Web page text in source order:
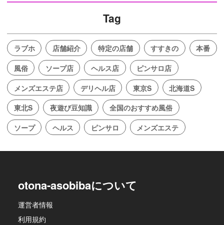
Tag
ラブホ 店舗紹介 特定の店舗 すすきの
本番
風俗
ソープ店 ヘルス店
ピンサロ店
メンズエステ店
デリヘル店 東京S
北海道S
東北S
夜遊び豆知識
全国のおすすめ風俗
ソープ
ヘルス ピンサロ メンズエステ
otona-asobibaについて
運営者情報
利用規約